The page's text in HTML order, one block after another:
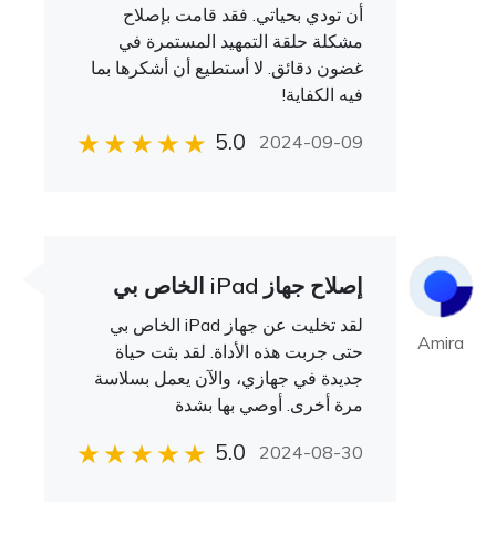
أن تودي بحياتي. فقد قامت بإصلاح
مشكلة حلقة التمهيد المستمرة في
غضون دقائق. لا أستطيع أن أشكرها بما
فيه الكفاية!
5.0 2024-09-09
Amira
إصلاح جهاز iPad الخاص بي
لقد تخليت عن جهاز iPad الخاص بي
حتى جربت هذه الأداة. لقد بثت حياة
جديدة في جهازي، والآن يعمل بسلاسة
مرة أخرى. أوصي بها بشدة
5.0 2024-08-30